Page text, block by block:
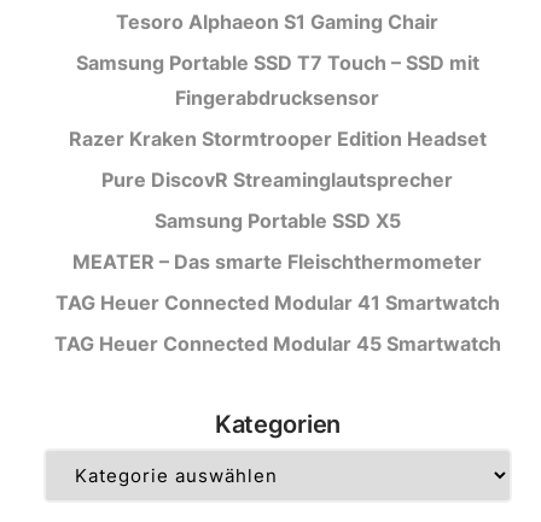
Tesoro Alphaeon S1 Gaming Chair
Samsung Portable SSD T7 Touch – SSD mit
Fingerabdrucksensor
Razer Kraken Stormtrooper Edition Headset
Pure DiscovR Streaminglautsprecher
Samsung Portable SSD X5
MEATER – Das smarte Fleischthermometer
TAG Heuer Connected Modular 41 Smartwatch
TAG Heuer Connected Modular 45 Smartwatch
Kategorien